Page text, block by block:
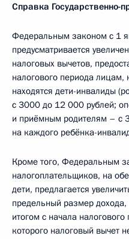
Справка Государственно-
Федеральным законом с 1
предусматривается
налоговых вычетов,
налогового периода лицам,
находятся дети-инвалиды
с 3000 до 12 000 рублей;
и приёмным родителям – с
на каждого ребёнка-
Кроме того, Федеральным
налогоплательщиков, на
дети, предлагается
предельный размер
итогом с начала
которого налоговый вычет